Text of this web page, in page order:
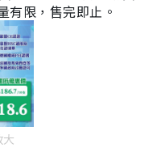
有限，售完即止。